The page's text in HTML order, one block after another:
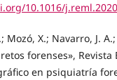
10.1016/
Mozó, X.; Navarro, J.
forenses»,
en psiquiatría